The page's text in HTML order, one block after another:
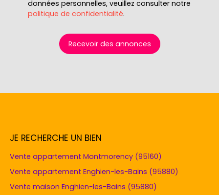
données personnelles, veuillez consulter notre
politique de confidentialité.
Recevoir des annonces
JE RECHERCHE UN BIEN
Vente appartement Montmorency (95160)
Vente appartement Enghien-les-Bains (95880)
Vente maison Enghien-les-Bains (95880)